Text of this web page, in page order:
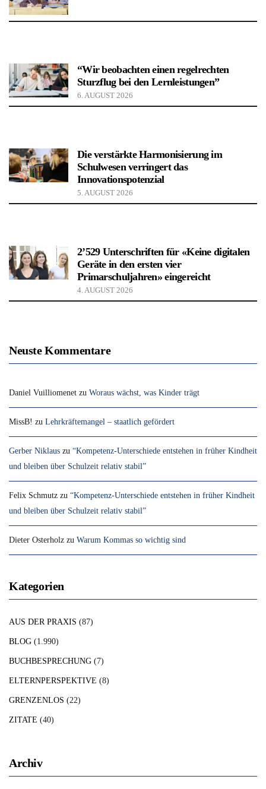
“Wir beobachten einen regelrechten
Sturzflug bei den Lernleistungen”
6. AUGUST 2026
Die verstärkte Harmonisierung im
Schulwesen verringert das
Innovationspotenzial
5. AUGUST 2026
2’529 Unterschriften für «Keine digitalen
Geräte in den ersten vier
Primarschuljahren» eingereicht
4. AUGUST 2026
Neuste Kommentare
Daniel Vuilliomenet zu Woraus wächst, was Kinder trägt
MissB! zu Lehrkräftemangel – staatlich gefördert
Gerber Niklaus zu “Kompetenz-Unterschiede entstehen in früher Kindheit
und bleiben über Schulzeit relativ stabil”
Felix Schmutz zu “Kompetenz-Unterschiede entstehen in früher Kindheit
und bleiben über Schulzeit relativ stabil”
Dieter Osterholz zu Warum Kommas so wichtig sind
Kategorien
AUS DER PRAXIS (87)
BLOG (1.990)
BUCHBESPRECHUNG (7)
ELTERNPERSPEKTIVE (8)
GRENZENLOS (22)
ZITATE (40)
Archiv